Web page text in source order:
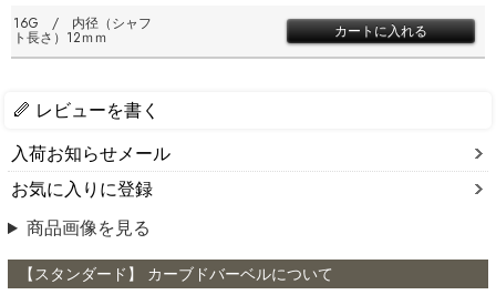
16G / 内径（シャフ
ト長さ）12ｍｍ
レビューを書く
入荷お知らせメール
お気に入りに登録
商品画像を見る
【スタンダード】 カーブドバーベルについて